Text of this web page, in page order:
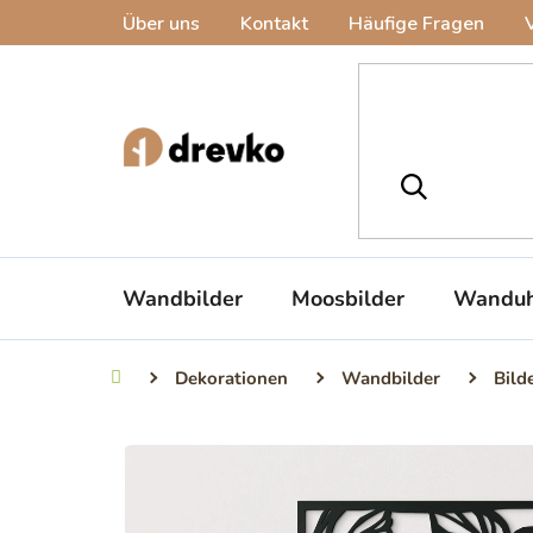
Über uns Kontakt Häufige Fragen
Wandbilder Moosbilder
StartseiteDekorationen Wandbilder